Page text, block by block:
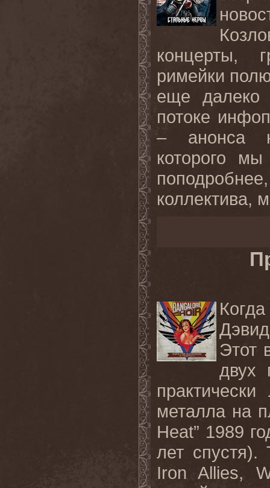
концерты,
римейки
еще далеко
потоке
– анонса
которого
коллектива,
Этот
двух
металла на
Heat” 1989
лет спустя).
Iron Allies,